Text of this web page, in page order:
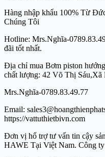
Hàng nhập khẩu 100% Từ
Chúng Tôi
Hotline: Mrs.Nghĩa-
đãi tốt nhất.
Địa chỉ mua Bơm piston
chất lượng: 42 Võ Thị
Mrs.Nghĩa-0789.83.49.77
Email:
https://vattuthietbivn.com
Đơn vị hổ trợ tư vấn tin cậy
HAWE Tại Việt Nam. Công